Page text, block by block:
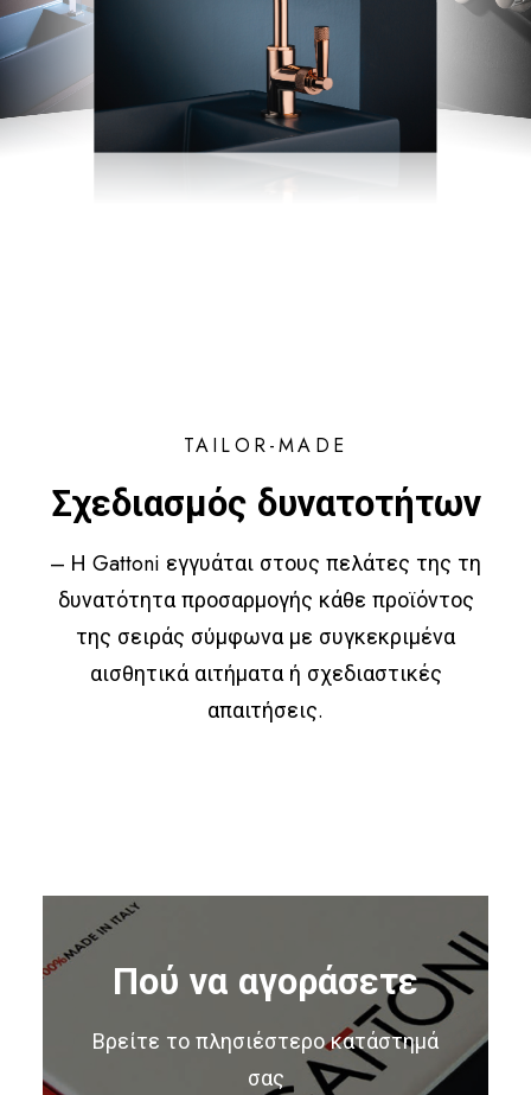
TAILOR-MADE
Σχεδιασμός δυνατοτήτων
– Η Gattoni εγγυάται στους πελάτες της τη
δυνατότητα προσαρμογής κάθε προϊόντος
της σειράς σύμφωνα με συγκεκριμένα
αισθητικά αιτήματα ή σχεδιαστικές
απαιτήσεις.
Πού να αγοράσετε
Βρείτε το πλησιέστερο κατάστημά
σας